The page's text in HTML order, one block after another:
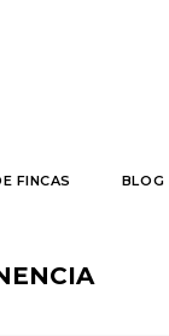
FINCAS BLOG